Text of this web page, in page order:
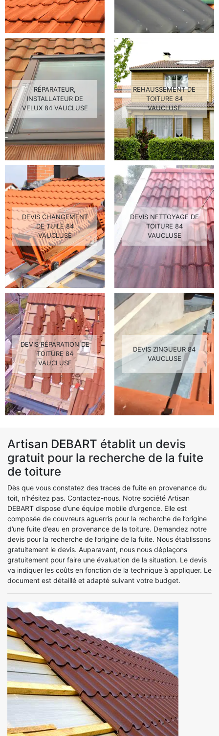
RÉPARATEUR,
INSTALLATEUR DE
VELUX 84 VAUCLUSE
REHAUSSEMENT DE
TOITURE 84
VAUCLUSE
DEVIS CHANGEMENT
DE TUILE 84
VAUCLUSE
DEVIS NETTOYAGE DE
TOITURE 84
VAUCLUSE
DEVIS RÉPARATION DE
TOITURE 84
VAUCLUSE
DEVIS ZINGUEUR 84
VAUCLUSE
Artisan DEBART établit un devis
gratuit pour la recherche de la fuite
de toiture
Dès que vous constatez des traces de fuite en provenance du
toit, n’hésitez pas. Contactez-nous. Notre société Artisan
DEBART dispose d’une équipe mobile d’urgence. Elle est
composée de couvreurs aguerris pour la recherche de l’origine
d’une fuite d’eau en provenance de la toiture. Demandez notre
devis pour la recherche de l’origine de la fuite. Nous établissons
gratuitement le devis. Auparavant, nous nous déplaçons
gratuitement pour faire une évaluation de la situation. Le devis
va indiquer les coûts en fonction de la technique à appliquer. Le
document est détaillé et adapté suivant votre budget.